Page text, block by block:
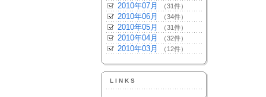
2010年07月 （31件）
2010年06月 （34件）
2010年05月 （31件）
2010年04月 （32件）
2010年03月 （12件）
LINKS